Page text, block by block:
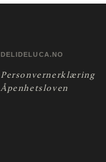
DELIDELUCA.NO
Personvernerklæring
Åpenhetsloven